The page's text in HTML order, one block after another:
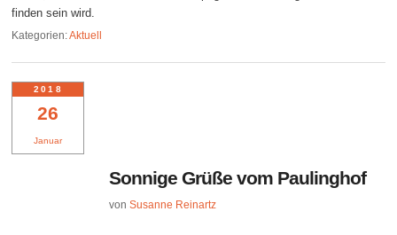
finden sein wird.
Kategorien:Aktuell
26
Januar
2018
Sonnige Grüße vom Paulinghof
vonSusanne Reinartz